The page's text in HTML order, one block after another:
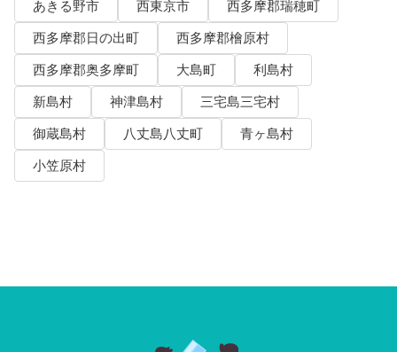
あきる野市
西東京市
西多摩郡瑞穂町
西多摩郡日の出町
西多摩郡檜原村
西多摩郡奥多摩町
大島町
利島村
新島村
神津島村
三宅島三宅村
御蔵島村
八丈島八丈町
青ヶ島村
小笠原村